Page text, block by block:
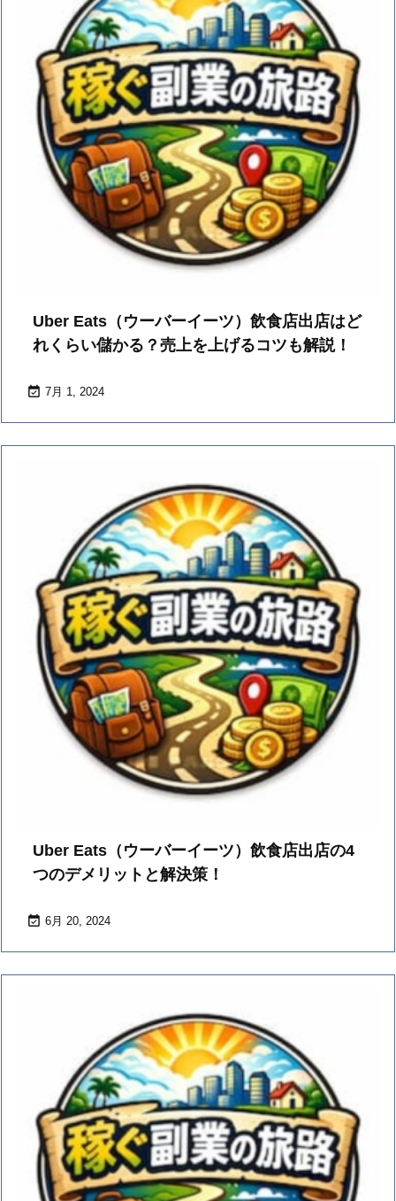
Uber Eats（ウーバーイーツ）飲食店出店はど
れくらい儲かる？売上を上げるコツも解説！
 7月 1, 2024
Uber Eats（ウーバーイーツ）飲食店出店の4
つのデメリットと解決策！
 6月 20, 2024